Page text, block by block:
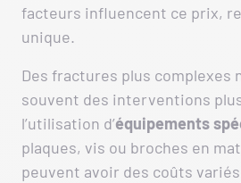
facteurs influencent ce prix,
unique.
Des fractures plus complexes
souvent des interventions
l’utilisation d’équipements
plaques, vis ou broches en
peuvent avoir des coûts